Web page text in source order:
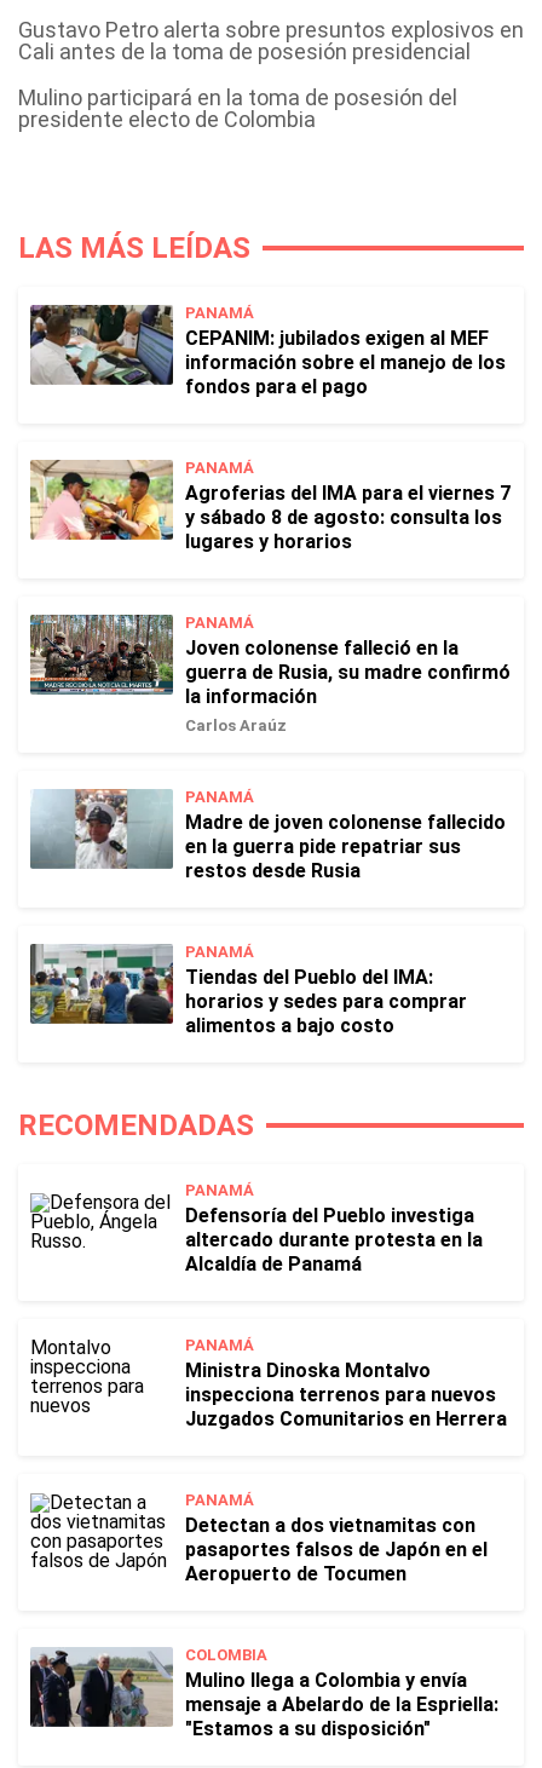
Gustavo Petro alerta sobre presuntos explosivos en
Cali antes de la toma de posesión presidencial
Mulino participará en la toma de posesión del
presidente electo de Colombia
LAS MÁS LEÍDAS
PANAMÁ
CEPANIM: jubilados exigen al MEF
información sobre el manejo de los
fondos para el pago
PANAMÁ
Agroferias del IMA para el viernes 7
y sábado 8 de agosto: consulta los
lugares y horarios
PANAMÁ
Joven colonense falleció en la
guerra de Rusia, su madre confirmó
la información
Carlos Araúz
PANAMÁ
Madre de joven colonense fallecido
en la guerra pide repatriar sus
restos desde Rusia
PANAMÁ
Tiendas del Pueblo del IMA:
horarios y sedes para comprar
alimentos a bajo costo
RECOMENDADAS
PANAMÁ
Defensoría del Pueblo investiga
altercado durante protesta en la
Alcaldía de Panamá
PANAMÁ
Ministra Dinoska Montalvo
inspecciona terrenos para nuevos
Juzgados Comunitarios en Herrera
PANAMÁ
Detectan a dos vietnamitas con
pasaportes falsos de Japón en el
Aeropuerto de Tocumen
COLOMBIA
Mulino llega a Colombia y envía
mensaje a Abelardo de la Espriella:
"Estamos a su disposición"